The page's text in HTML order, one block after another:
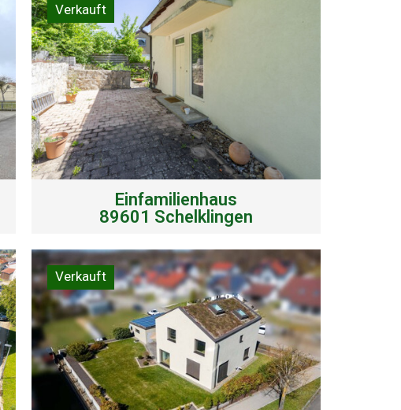
Verkauft
Einfamilienhaus
89601 Schelklingen
Verkauft